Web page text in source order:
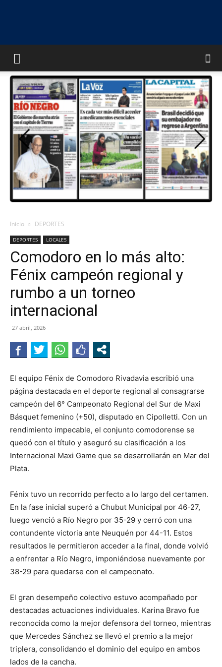
UNIVERSO
MULTIMEDIA
Inicio DEPORTES
DEPORTES LOCALES
Comodoro en lo más alto:
Fénix campeón regional y
rumbo a un torneo
internacional
27 abril, 2026
El equipo Fénix de Comodoro Rivadavia escribió una
página destacada en el deporte regional al consagrarse
campeón del 6° Campeonato Regional del Sur de Maxi
Básquet femenino (+50), disputado en Cipolletti. Con un
rendimiento impecable, el conjunto comodorense se
quedó con el título y aseguró su clasificación a los
Internacional Maxi Game que se desarrollarán en Mar del
Plata.
Fénix tuvo un recorrido perfecto a lo largo del certamen.
En la fase inicial superó a Chubut Municipal por 46-27,
luego venció a Río Negro por 35-29 y cerró con una
contundente victoria ante Neuquén por 44-11. Estos
resultados le permitieron acceder a la final, donde volvió
a enfrentar a Río Negro, imponiéndose nuevamente por
38-29 para quedarse con el campeonato.
El gran desempeño colectivo estuvo acompañado por
destacadas actuaciones individuales. Karina Bravo fue
reconocida como la mejor defensora del torneo, mientras
que Mercedes Sánchez se llevó el premio a la mejor
triplera, consolidando el dominio del equipo en ambos
lados de la cancha.